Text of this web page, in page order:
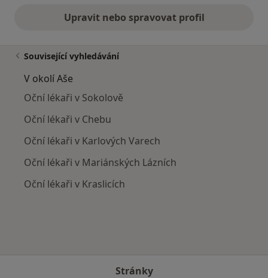
Upravit nebo spravovat profil
Související vyhledávání
V okolí Aše
Oční lékaři v Sokolově
Oční lékaři v Chebu
Oční lékaři v Karlových Varech
Oční lékaři v Mariánských Lázních
Oční lékaři v Kraslicích
Stránky